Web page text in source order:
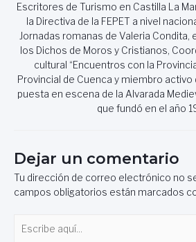
Escritores de Turismo en Castilla La
la Directiva de la FEPET a nivel
Jornadas romanas de Valeria Condita,
los Dichos de Moros y Cristianos,
cultural “Encuentros con la
Provincial de Cuenca y miembro activo
puesta en escena de la Alvarada
que fundó en el año
Dejar un comentario
Tu dirección de correo electrónico no
campos obligatorios están marcados
aquí...